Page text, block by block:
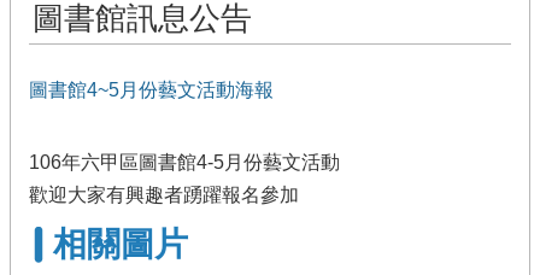
圖書館訊息公告
圖書館4~5月份藝文活動海報
106年六甲區圖書館4-5月份藝文活動
歡迎大家有興趣者踴躍報名參加
相關圖片